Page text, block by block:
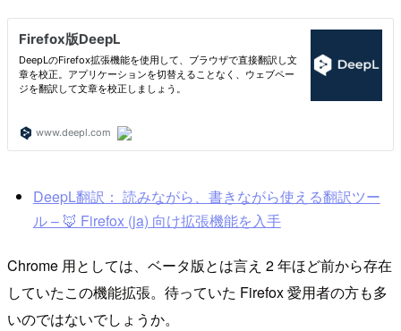
DeepL翻訳： 読みながら、書きながら使える翻訳ツー
ル – 🦊 Firefox (ja) 向け拡張機能を入手
Chrome 用としては、ベータ版とは言え 2 年ほど前から存在
していたこの機能拡張。待っていた Firefox 愛用者の方も多
いのではないでしょうか。